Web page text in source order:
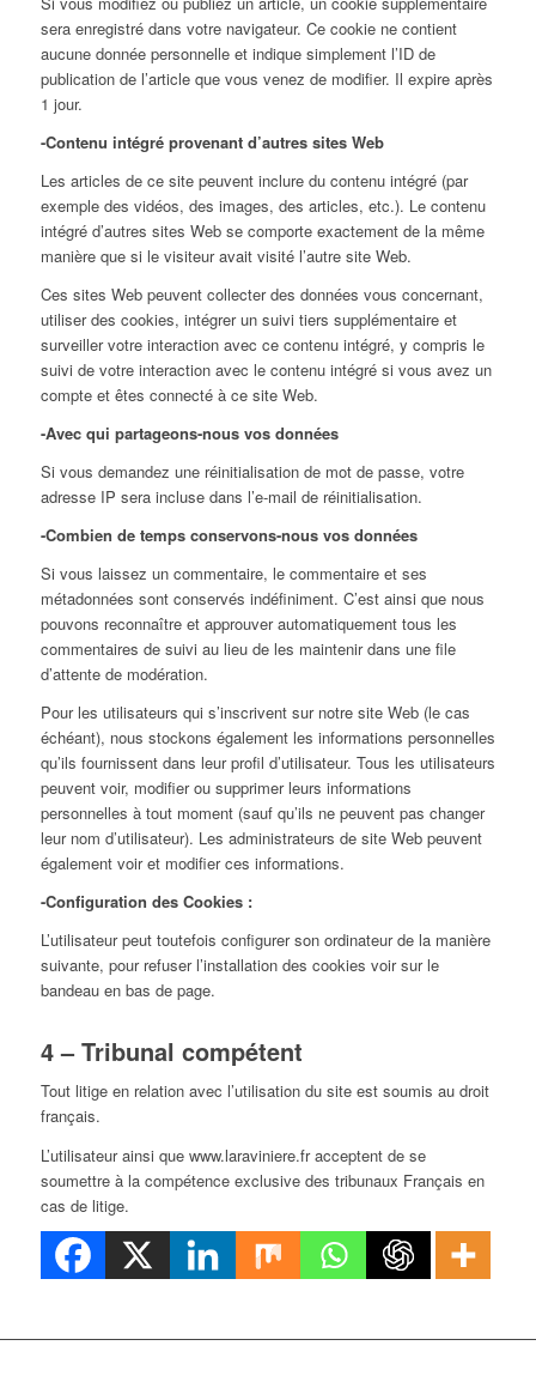
sera enregistré dans votre navigateur. Ce cookie ne contient
aucune donnée personnelle et indique simplement l’ID de
publication de l’article que vous venez de modifier. Il expire après
1 jour.
-Contenu intégré provenant d’autres sites Web
Les articles de ce site peuvent inclure du contenu intégré (par
exemple des vidéos, des images, des articles, etc.). Le contenu
intégré d’autres sites Web se comporte exactement de la même
manière que si le visiteur avait visité l’autre site Web.
Ces sites Web peuvent collecter des données vous concernant,
utiliser des cookies, intégrer un suivi tiers supplémentaire et
surveiller votre interaction avec ce contenu intégré, y compris le
suivi de votre interaction avec le contenu intégré si vous avez un
compte et êtes connecté à ce site Web.
-Avec qui partageons-nous vos données
Si vous demandez une réinitialisation de mot de passe, votre
adresse IP sera incluse dans l’e-mail de réinitialisation.
-Combien de temps conservons-nous vos données
Si vous laissez un commentaire, le commentaire et ses
métadonnées sont conservés indéfiniment. C’est ainsi que nous
pouvons reconnaître et approuver automatiquement tous les
commentaires de suivi au lieu de les maintenir dans une file
d’attente de modération.
Pour les utilisateurs qui s’inscrivent sur notre site Web (le cas
échéant), nous stockons également les informations personnelles
qu’ils fournissent dans leur profil d’utilisateur. Tous les utilisateurs
peuvent voir, modifier ou supprimer leurs informations
personnelles à tout moment (sauf qu’ils ne peuvent pas changer
leur nom d’utilisateur). Les administrateurs de site Web peuvent
également voir et modifier ces informations.
-Configuration des Cookies :
L’utilisateur peut toutefois configurer son ordinateur de la manière
suivante, pour refuser l’installation des cookies voir sur le
bandeau en bas de page.
4 – Tribunal compétent
Tout litige en relation avec l’utilisation du site est soumis au droit
français.
L’utilisateur ainsi que www.laraviniere.fr acceptent de se
soumettre à la compétence exclusive des tribunaux Français en
cas de litige.